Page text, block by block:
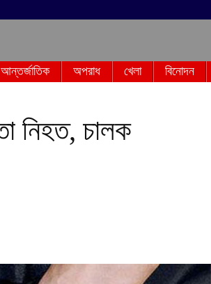
আন্তর্জাতিক অপরাধ খেলা বিনোদন
নিহত, চালক